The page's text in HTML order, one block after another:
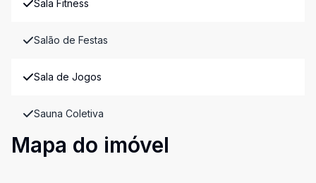
Sala Fitness
Salão de Festas
Sala de Jogos
Sauna Coletiva
Mapa do imóvel